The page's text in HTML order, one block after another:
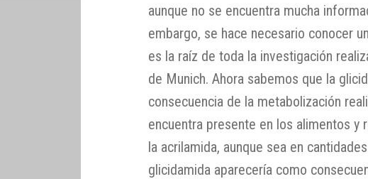
aunque no se encuentra mucha
embargo, se hace necesario conocer
es la raíz de toda la investigación
de Munich. Ahora sabemos que la
consecuencia de la metabolización
encuentra presente en los alimentos y
la acrilamida, aunque sea en
glicidamida aparecería como